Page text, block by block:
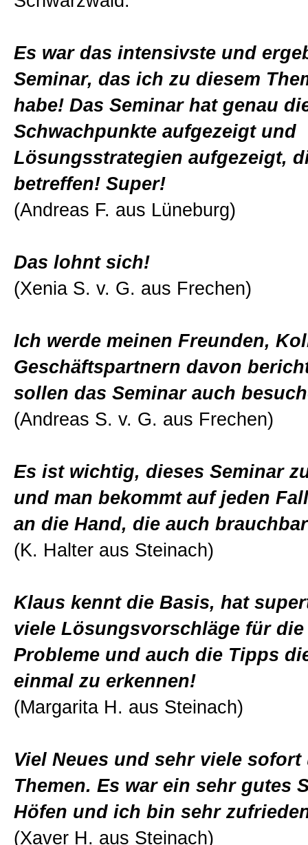
Es war das intensivste und
Seminar, das ich zu diesem
habe! Das Seminar hat genau
Schwachpunkte aufgezeigt und
Lösungsstrategien aufgezeigt,
betreffen! Super!
(Andreas F. aus Lüneburg)
Das lohnt sich!
(Xenia S. v. G. aus Frechen)
Ich werde meinen Freunden,
Geschäftspartnern davon
sollen das Seminar auch
(Andreas S. v. G. aus Frechen)
Es ist wichtig, dieses Seminar
und man bekommt auf jeden
an die Hand, die auch
(K. Halter aus Steinach)
Klaus kennt die Basis, hat
viele Lösungsvorschläge für
Probleme und auch die Tipps
einmal zu erkennen!
(Margarita H. aus Steinach)
Viel Neues und sehr viele sofort
Themen. Es war ein sehr gutes
Höfen und ich bin sehr
(Xaver H. aus Steinach)